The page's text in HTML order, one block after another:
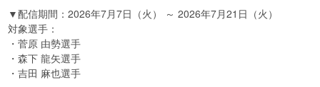
▼配信期間：2026年7月7日（火） ～ 2026年7月21日（火）
対象選手：
・菅原 由勢選手
・森下 龍矢選手
・吉田 麻也選手